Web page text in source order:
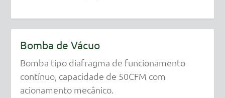
Bomba de Vácuo
Bomba tipo diafragma de funcionamento
contínuo, capacidade de 50CFM com
acionamento mecânico.